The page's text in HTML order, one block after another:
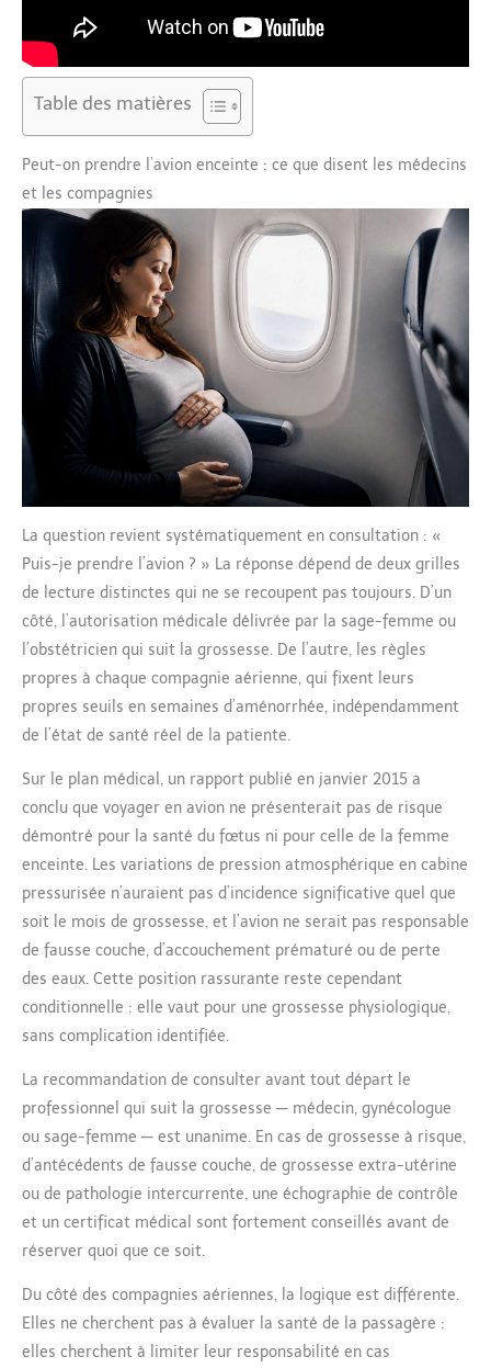
Table des matières
Peut-on prendre l’avion enceinte : ce que disent les médecins
et les compagnies
La question revient systématiquement en consultation : «
Puis-je prendre l’avion ? » La réponse dépend de deux grilles
de lecture distinctes qui ne se recoupent pas toujours. D’un
côté, l’autorisation médicale délivrée par la sage-femme ou
l’obstétricien qui suit la grossesse. De l’autre, les règles
propres à chaque compagnie aérienne, qui fixent leurs
propres seuils en semaines d’aménorrhée, indépendamment
de l’état de santé réel de la patiente.
Sur le plan médical, un rapport publié en janvier 2015 a
conclu que voyager en avion ne présenterait pas de risque
démontré pour la santé du fœtus ni pour celle de la femme
enceinte. Les variations de pression atmosphérique en cabine
pressurisée n’auraient pas d’incidence significative quel que
soit le mois de grossesse, et l’avion ne serait pas responsable
de fausse couche, d’accouchement prématuré ou de perte
des eaux. Cette position rassurante reste cependant
conditionnelle : elle vaut pour une grossesse physiologique,
sans complication identifiée.
La recommandation de consulter avant tout départ le
professionnel qui suit la grossesse — médecin, gynécologue
ou sage-femme — est unanime. En cas de grossesse à risque,
d’antécédents de fausse couche, de grossesse extra-utérine
ou de pathologie intercurrente, une échographie de contrôle
et un certificat médical sont fortement conseillés avant de
réserver quoi que ce soit.
Du côté des compagnies aériennes, la logique est différente.
Elles ne cherchent pas à évaluer la santé de la passagère :
elles cherchent à limiter leur responsabilité en cas